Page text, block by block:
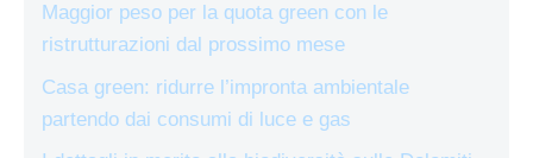
Maggior peso per la quota green con le
ristrutturazioni dal prossimo mese
Casa green: ridurre l’impronta ambientale
partendo dai consumi di luce e gas